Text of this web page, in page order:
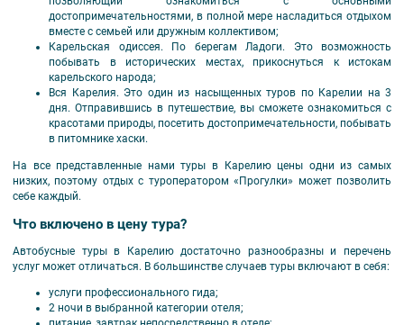
достопримечательностями, в полной мере насладиться отдыхом
вместе с семьей или дружным коллективом;
Карельская одиссея. По берегам Ладоги. Это возможность
побывать в исторических местах, прикоснуться к истокам
карельского народа;
Вся Карелия. Это один из насыщенных туров по Карелии на 3
дня. Отправившись в путешествие, вы сможете ознакомиться с
красотами природы, посетить достопримечательности, побывать
в питомнике хаски.
На все представленные нами туры в Карелию цены одни из самых
низких, поэтому отдых с туроператором «Прогулки» может позволить
себе каждый.
Что включено в цену тура?
Автобусные туры в Карелию достаточно разнообразны и перечень
услуг может отличаться. В большинстве случаев туры включают в себя:
услуги профессионального гида;
2 ночи в выбранной категории отеля;